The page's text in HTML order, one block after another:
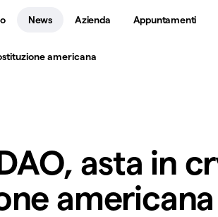
Appuntamenti
Azienda
News
americana
asta in
americana